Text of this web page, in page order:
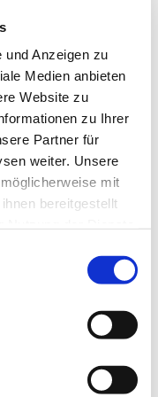
und Anzeigen zu
Medien anbieten
Website zu
zu Ihrer
Partner für
weiter. Unsere
mit
bereitgestellt
im Herzen zum
Haltung ... tief
in Wort, Brot
unter den
in Eppendorf-
Stadtakademie
Welt."
Bochumer
Er freute sich mit
und Theologin die
vor allem um
deren
im Kontext des